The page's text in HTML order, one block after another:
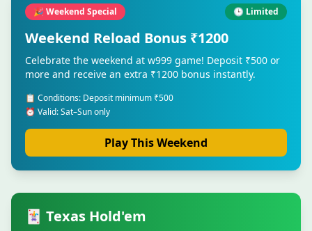
🎉 Weekend Special 🕒 Limited
Weekend Reload Bonus ₹1200
Celebrate the weekend at w999 game! Deposit ₹500 or
more and receive an extra ₹1200 bonus instantly.
📋 Conditions: Deposit minimum ₹500
⏰ Valid: Sat–Sun only
Play This Weekend
🃏 Texas Hold'em